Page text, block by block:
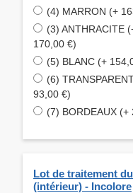
(4) MARRON (+
(3) ANTHRACITE
170,00 €)
(5) BLANC (+
(6)
93,00 €)
(7) BORDEAUX (+
Lot de traitement
(intérieur) - Incolore